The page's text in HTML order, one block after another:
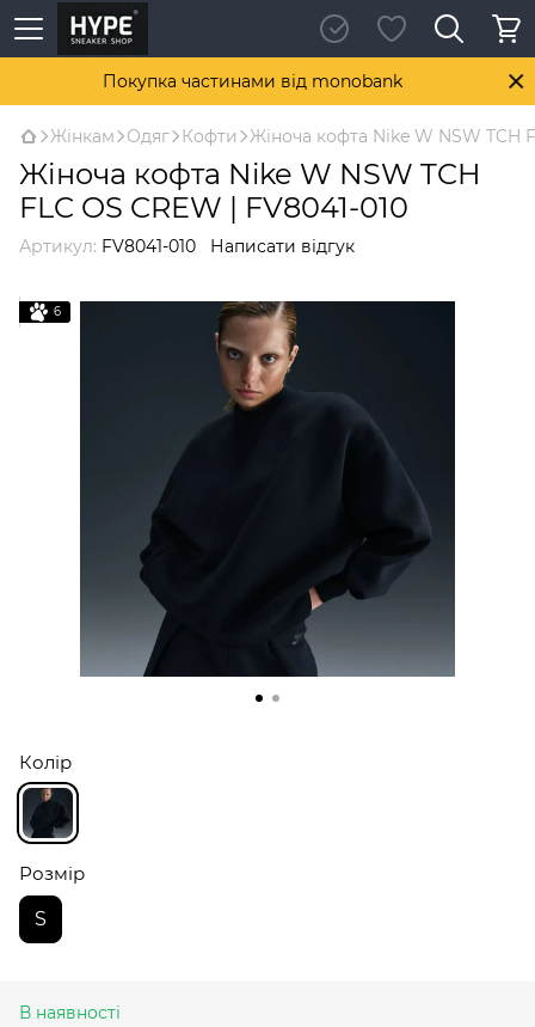
Покупка частинами від monobank
Жінкам Одяг Кофти Жіноча кофта Nike W NSW TCH
Жіноча кофта Nike W NSW TCH
FLC OS CREW | FV8041-010
Артикул: FV8041-010 Написати відгук
6
Колір
Розмір
S
В наявності